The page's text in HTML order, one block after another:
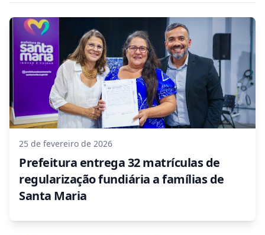
25 de fevereiro de 2026
Prefeitura entrega 32 matrículas de
regularização fundiária a famílias de
Santa Maria